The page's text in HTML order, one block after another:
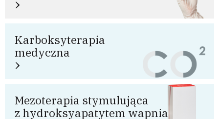
Karboksyterapia
medyczna
Mezoterapia stymulująca
z hydroksyapatytem wapnia